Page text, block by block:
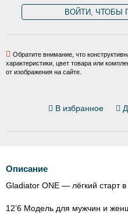
В избранное
ВОЙТИ, ЧТОБЫ
Обратите внимание, что
характеристики, цвет товара или
от изображения на сайте.
Описание
Gladiator ONE — лёгкий старт
12’6 Модель для мужчин и